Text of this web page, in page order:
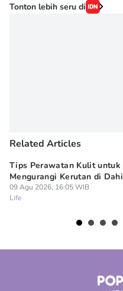
Tonton lebih seru di
Related Articles
Tips Perawatan Kulit untuk
Mengurangi Kerutan di Dahi
09 Agu 2026, 16:05 WIB
Life